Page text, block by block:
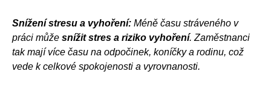
Snížení stresu a vyhoření: Méně času stráveného v
práci může snížit stres a riziko vyhoření. Zaměstnanci
tak mají více času na odpočinek, koníčky a rodinu, což
vede k celkové spokojenosti a vyrovnanosti.